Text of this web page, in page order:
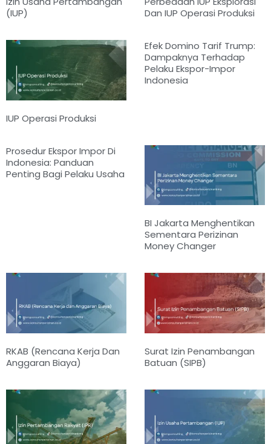
(IUP)
Dan IUP Operasi Produksi
IUP Operasi Produksi
Efek Domino Tarif Trump:
Dampaknya Terhadap
Pelaku Ekspor-Impor
Indonesia
Prosedur Ekspor Impor Di
Indonesia: Panduan
Penting Bagi Pelaku Usaha
BI Jakarta Menghentikan
Sementara Perizinan
Money Changer
RKAB (Rencana Kerja Dan
Anggaran Biaya)
Surat Izin Penambangan
Batuan (SIPB)